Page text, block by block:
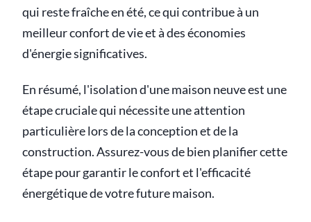
qui reste fraîche en été, ce qui contribue à un
meilleur confort de vie et à des économies
d'énergie significatives.
En résumé, l'isolation d'une maison neuve est une
étape cruciale qui nécessite une attention
particulière lors de la conception et de la
construction. Assurez-vous de bien planifier cette
étape pour garantir le confort et l'efficacité
énergétique de votre future maison.